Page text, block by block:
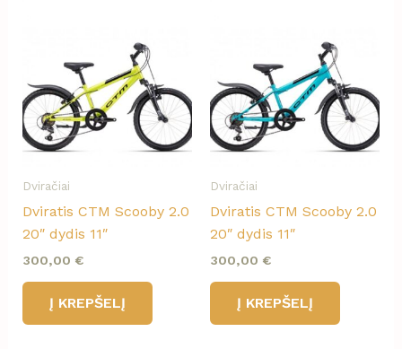
Dviračiai
Dviratis CTM Scooby 2.0
20″ dydis 11″
300,00 €
Į KREPŠELĮ
Dviračiai
Dviratis CTM Scooby 2.0
20″ dydis 11″
300,00 €
Į KREPŠELĮ